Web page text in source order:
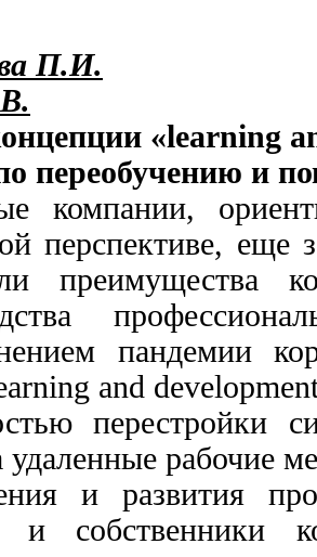
П.И.
«learning
переобучению и
компании,
перспективе,
преимущества
пандемии
and
перестройки
удаленные рабочие
и развития
и собственники